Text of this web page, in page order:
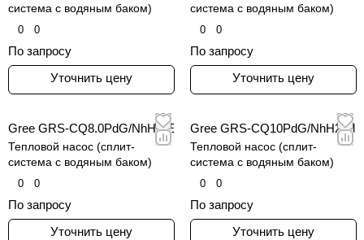
система с водяным баком)
0 0
По запросу
Уточнить цену
система с водяным баком)
0 0
По запросу
Уточнить цену
Gree GRS-CQ8.0PdG/NhH2-E
Тепловой насос (сплит-
система с водяным баком)
0 0
По запросу
Уточнить цену
Gree GRS-CQ10PdG/NhH2-M
Тепловой насос (сплит-
система с водяным баком)
0 0
По запросу
Уточнить цену